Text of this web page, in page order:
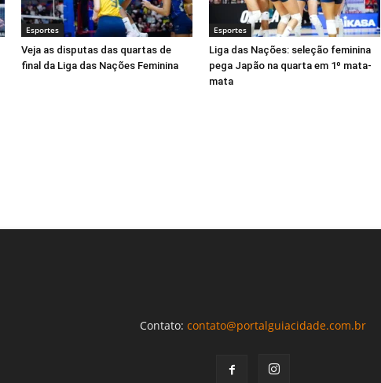
Esportes
Veja as disputas das quartas de
final da Liga das Nações Feminina
Esportes
Liga das Nações: seleção feminina
pega Japão na quarta em 1º mata-
mata
Contato: contato@portalguiacidade.com.br